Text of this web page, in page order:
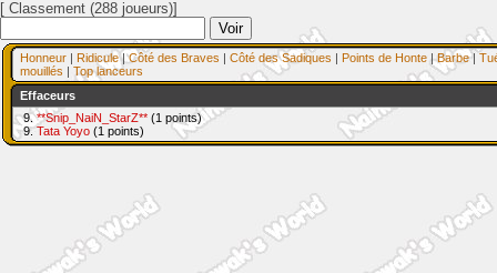
[ Classement (288 joueurs)]
Honneur | Ridicule|Côté des Braves | Côté des Sadiques | Points de Honte |Barbe|
mouillés | Top lanceurs
Effaceurs
9.**Snip_NaiN_StarZ** (1 points)
9.Tata Yoyo (1 points)